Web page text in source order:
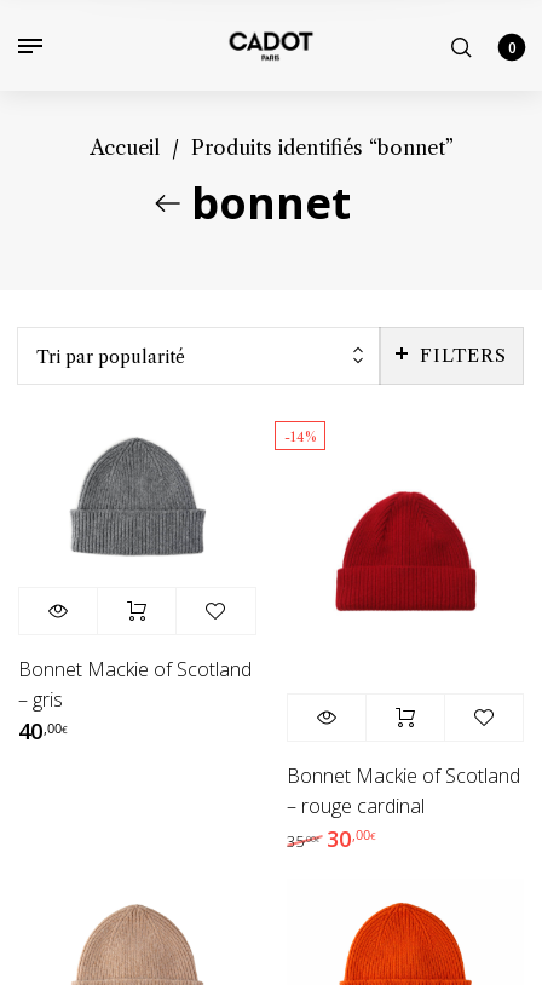
0
Accueil / Produits identifiés “bonnet”
bonnet
Tri par popularité FILTERS
Bonnet Mackie of Scotland
– gris
40 ,00€
-14%
Bonnet Mackie of Scotland
– rouge cardinal
35,00€ Le prix initial était :
30,00€